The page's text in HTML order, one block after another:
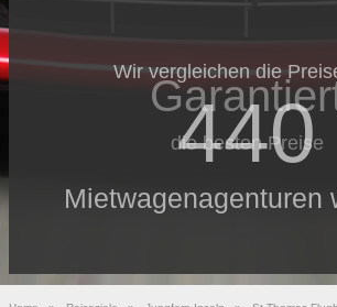
Wir vergleichen die
440
Mietwagenagenturen
die besten Preise